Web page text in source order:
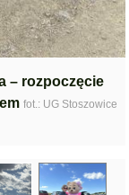
– rozpoczęcie
fot.: UG Stoszowice